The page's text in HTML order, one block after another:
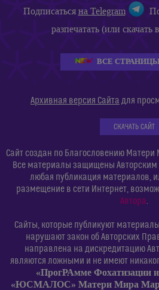
Подписатьсяна Telegram
разпечатать (или скачать
ВСЕ
Архивная версия Сайта для
СКАЧАТЬ САЙТ
Сайт создан по Благословению
Все материалы защищены
любая публикация материалов,
размещение в сети Интернет,
Автора.
Сайты, которые публикуют
нарушают закон об Авторских
направлена на дискредитацию
являются ложными и не имеют
«ПрогРАмме Фохатизации
«ЮСМАЛОС» Матери Мира